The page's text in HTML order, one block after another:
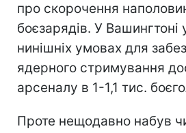
про скорочення
боєзарядів. У
нинішніх умовах для
ядерного стримування
арсеналу в 1-1,1 тис.
Проте нещодавно набув